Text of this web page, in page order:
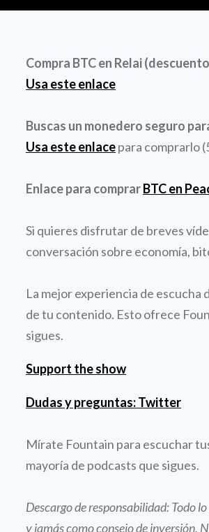
Compra BTC en Relai
Usa este enlace
Buscas un monedero seguro
Usa este enlacepara comprarlo
Enlace para comprarBTC en
Si quieres disfrutar de breves
conversación sobre economía,
La mejor experiencia de
de tu contenido. Esto ofrece
sigues.
Support the show
Dudas y preguntas: Twitter
Mírate Fountain para escuchar
mayoría de podcasts que sigues.
Descargo de responsabilidad: Todo
y jamás como consejo de inversión.